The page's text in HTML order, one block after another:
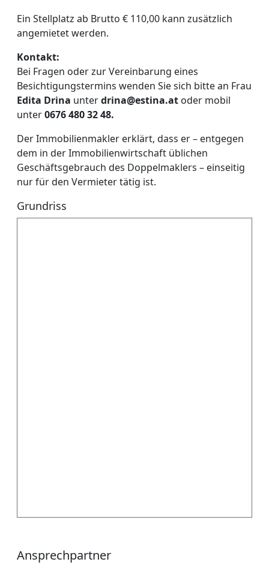
Ein Stellplatz ab Brutto € 110,00 kann zusätzlich
angemietet werden.
Kontakt:
Bei Fragen oder zur Vereinbarung eines
Besichtigungstermins wenden Sie sich bitte an Frau
Edita Drina unterdrina@estina.at oder mobil
unter0676 480 32 48.
Der Immobilienmakler erklärt, dass er – entgegen
dem in der Immobilienwirtschaft üblichen
Geschäftsgebrauch des Doppelmaklers – einseitig
nur für den Vermieter tätig ist.
Grundriss
Ansprechpartner